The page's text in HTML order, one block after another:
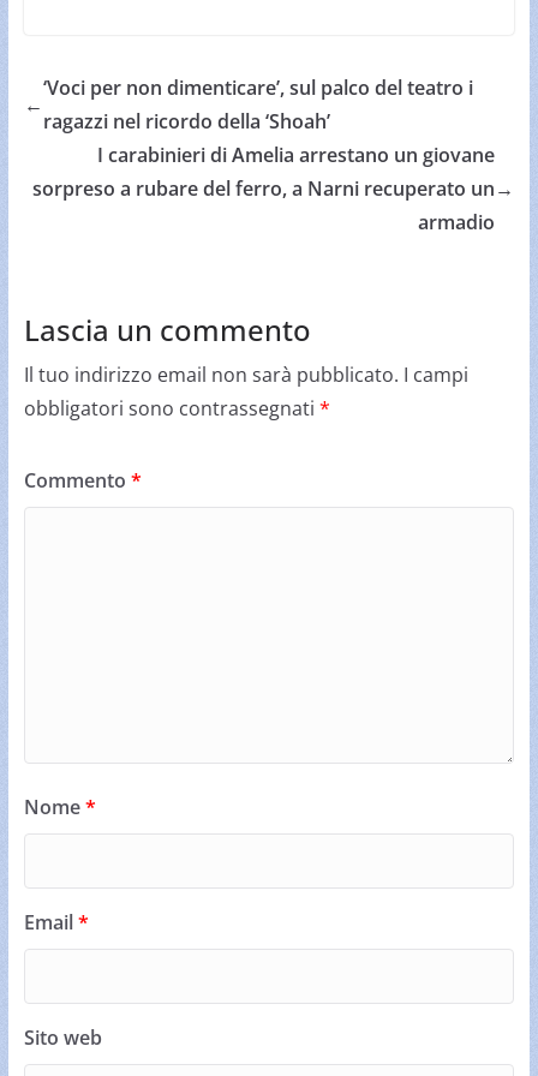
←
‘Voci per non dimenticare’, sul palco del teatro i
ragazzi nel ricordo della ‘Shoah’
I carabinieri di Amelia arrestano un giovane
sorpreso a rubare del ferro, a Narni recuperato un
armadio
→
Lascia un commento
Il tuo indirizzo email non sarà pubblicato. I campi
obbligatori sono contrassegnati *
Commento *
Nome*
Email*
Sito web